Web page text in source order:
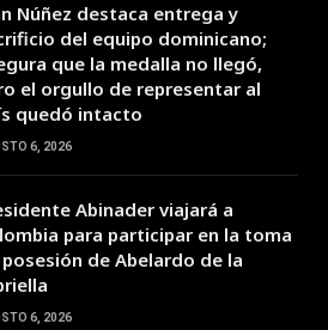
Núñez destaca entrega y
del equipo dominicano;
que la medalla no llegó,
el orgullo de representar al
quedó intacto
6, 2026
Abinader viajará a
para participar en la toma
de Abelardo de la
6, 2026